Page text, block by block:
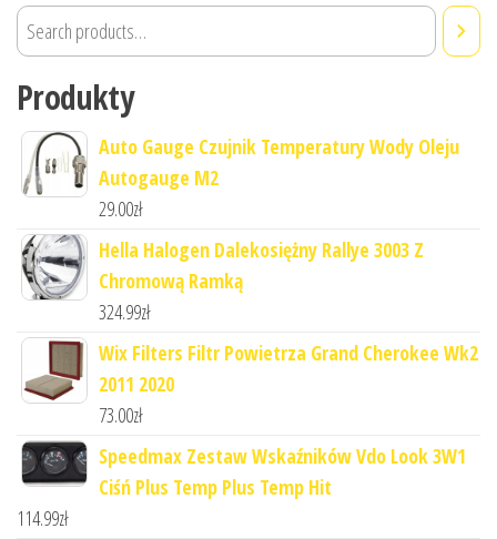
Produkty
Auto Gauge Czujnik Temperatury Wody Oleju
Autogauge M2
29.00zł
Hella Halogen Dalekosiężny Rallye 3003 Z
Chromową Ramką
324.99zł
Wix Filters Filtr Powietrza Grand Cherokee Wk2
2011 2020
73.00zł
Speedmax Zestaw Wskaźników Vdo Look 3W1
Ciśń Plus Temp Plus Temp Hit
114.99zł